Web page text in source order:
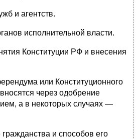
и агентств.
исполнительной власти.
Конституции РФ и внесения
или Конституционного
через одобрение
а в некоторых случаях —
и способов его